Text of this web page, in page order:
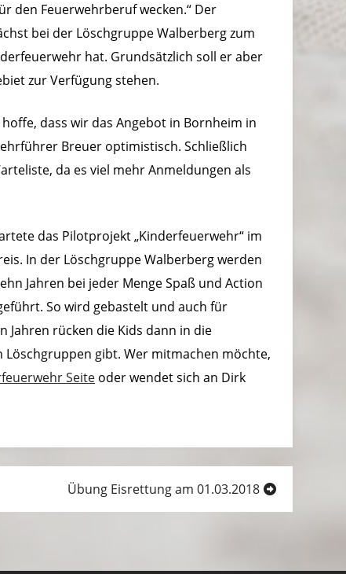
den Feuerwehrberuf wecken.“ Der
bei der Löschgruppe Walberberg zum
hat. Grundsätzlich soll er aber
zur Verfügung stehen.
dass wir das Angebot in Bornheim in
Breuer optimistisch. Schließlich
da es viel mehr Anmeldungen als
das Pilotprojekt „Kinderfeuerwehr“ im
In der Löschgruppe Walberberg werden
Jahren bei jeder Menge Spaß und Action
So wird gebastelt und auch für
Jahren rücken die Kids dann in die
Löschgruppen gibt. Wer mitmachen möchte,
Seite oder wendet sich an Dirk
Übung Eisrettung am 01.03.2018